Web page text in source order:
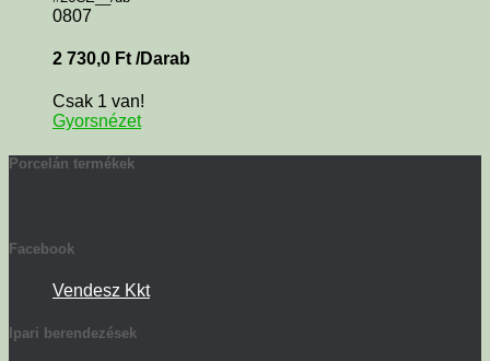
0807
2 730,0 Ft /Darab
Csak 1 van!
Gyorsnézet
Porcelán termékek
Facebook
Vendesz Kkt
Ipari berendezések